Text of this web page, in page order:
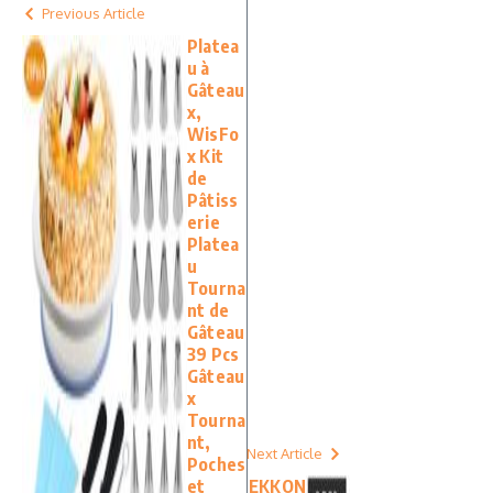
Previous Article
Platea
u à
Gâteau
x,
WisFo
x Kit
de
Pâtiss
erie
Platea
u
Tourna
nt de
Gâteau
39 Pcs
Gâteau
x
Tourna
nt,
Poches
et
Next Article
EKKON